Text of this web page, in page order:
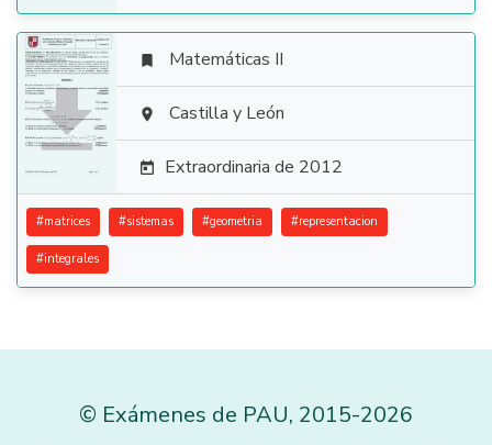

 Matemáticas II
 Castilla y León
 Extraordinaria de 2012
#matrices #sistemas #geometria #representacion
#integrales
© Exámenes de PAU, 2015-2026